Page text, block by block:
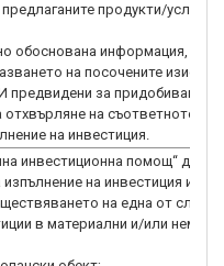
продукти/услуги“.
обоснована информация,
на посочените
за придобиване
на съответното
на инвестиция.
инвестиционна помощ“
на инвестиция имат
на една от
в материални и/или